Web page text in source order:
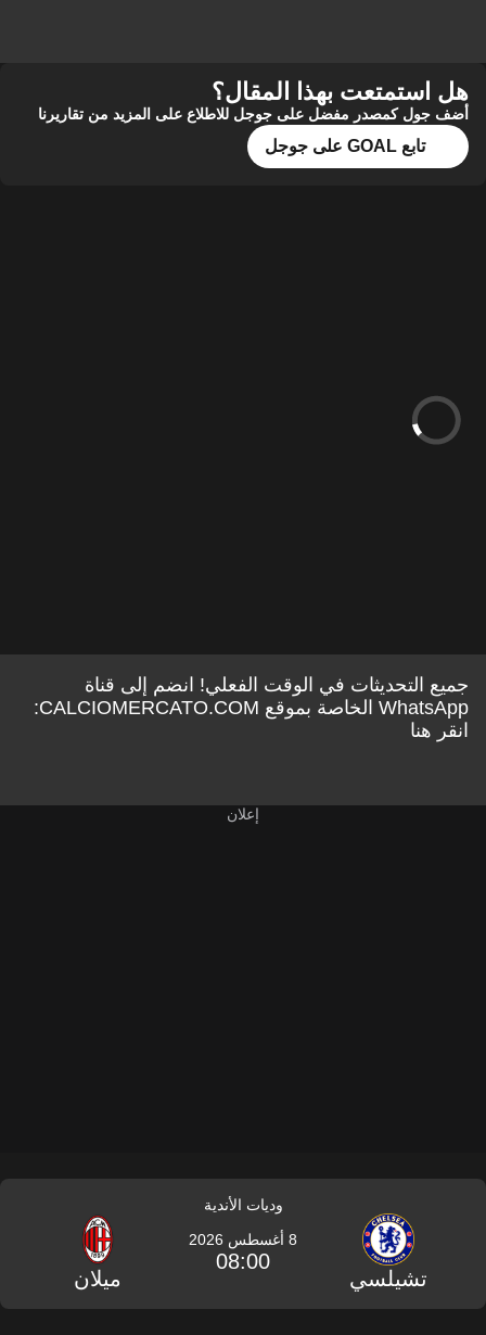
هل استمتعت بهذا المقال؟
أضف جول كمصدر مفضل على جوجل للاطلاع على المزيد من تقاريرنا
تابع GOAL على جوجل
جميع التحديثات في الوقت الفعلي! انضم إلى قناة
WhatsApp الخاصة بموقع CALCIOMERCATO.COM:
انقر هنا
وديات الأندية
تشيلسي
8 أغسطس 2026
08:00
ميلان